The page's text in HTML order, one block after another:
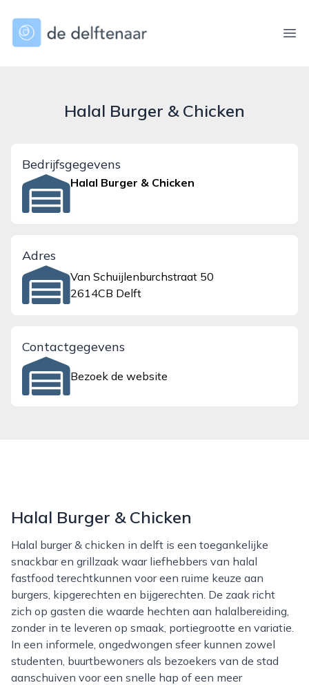
dedelftenaar.nl
Halal Burger & Chicken
Bedrijfsgegevens
Halal Burger & Chicken
Adres
Van Schuijlenburchstraat 50
2614CB Delft
Contactgegevens
Bezoek de website
Halal Burger & Chicken
Halal burger & chicken in delft is een toegankelijke
snackbar en grillzaak waar liefhebbers van halal
fastfood terechtkunnen voor een ruime keuze aan
burgers, kipgerechten en bijgerechten. De zaak richt
zich op gasten die waarde hechten aan halalbereiding,
zonder in te leveren op smaak, portiegrootte en variatie.
In een informele, ongedwongen sfeer kunnen zowel
studenten, buurtbewoners als bezoekers van de stad
aanschuiven voor een snelle hap of een meer